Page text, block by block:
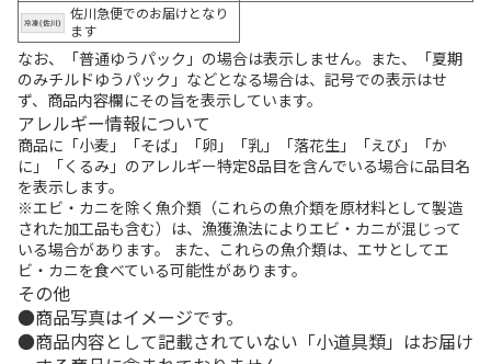
佐川急便でのお届けとなり
ます
なお、「普通ゆうパック」の場合は表示しません。また、「夏期
のみチルドゆうパック」などとなる場合は、記号での表示はせ
ず、商品内容欄にその旨を表示しています。
アレルギー情報について
商品に「小麦」「そば」「卵」「乳」「落花生」「えび」「か
に」「くるみ」のアレルギー特定8品目を含んでいる場合に品目名
を表示します。
※エビ・カニを除く魚介類（これらの魚介類を原材料として製造
された加工品も含む）は、漁獲漁法によりエビ・カニが混じって
いる場合があります。 また、これらの魚介類は、エサとしてエ
ビ・カニを食べている可能性があります。
その他
商品写真はイメージです。
商品内容として記載されていない「小道具類」はお届け